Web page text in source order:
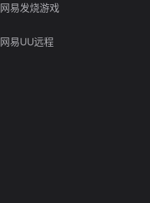
网易发烧游戏
网易UU远程